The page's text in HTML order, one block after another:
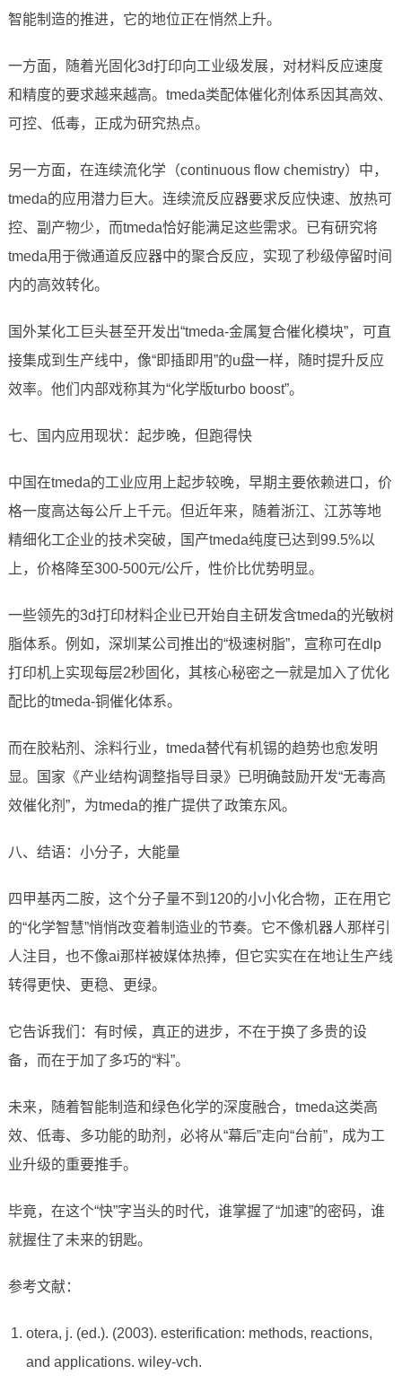
智能制造的推进，它的地位正在悄然上升。
一方面，随着光固化3d打印向工业级发展，对材料反应速度
和精度的要求越来越高。tmeda类配体催化剂体系因其高效、
可控、低毒，正成为研究热点。
另一方面，在连续流化学（continuous flow chemistry）中，
tmeda的应用潜力巨大。连续流反应器要求反应快速、放热可
控、副产物少，而tmeda恰好能满足这些需求。已有研究将
tmeda用于微通道反应器中的聚合反应，实现了秒级停留时间
内的高效转化。
国外某化工巨头甚至开发出“tmeda-金属复合催化模块”，可直
接集成到生产线中，像“即插即用”的u盘一样，随时提升反应
效率。他们内部戏称其为“化学版turbo boost”。
七、国内应用现状：起步晚，但跑得快
中国在tmeda的工业应用上起步较晚，早期主要依赖进口，价
格一度高达每公斤上千元。但近年来，随着浙江、江苏等地
精细化工企业的技术突破，国产tmeda纯度已达到99.5%以
上，价格降至300-500元/公斤，性价比优势明显。
一些领先的3d打印材料企业已开始自主研发含tmeda的光敏树
脂体系。例如，深圳某公司推出的“极速树脂”，宣称可在dlp
打印机上实现每层2秒固化，其核心秘密之一就是加入了优化
配比的tmeda-铜催化体系。
而在胶粘剂、涂料行业，tmeda替代有机锡的趋势也愈发明
显。国家《产业结构调整指导目录》已明确鼓励开发“无毒高
效催化剂”，为tmeda的推广提供了政策东风。
八、结语：小分子，大能量
四甲基丙二胺，这个分子量不到120的小小化合物，正在用它
的“化学智慧”悄悄改变着制造业的节奏。它不像机器人那样引
人注目，也不像ai那样被媒体热捧，但它实实在在地让生产线
转得更快、更稳、更绿。
它告诉我们：有时候，真正的进步，不在于换了多贵的设
备，而在于加了多巧的“料”。
未来，随着智能制造和绿色化学的深度融合，tmeda这类高
效、低毒、多功能的助剂，必将从“幕后”走向“台前”，成为工
业升级的重要推手。
毕竟，在这个“快”字当头的时代，谁掌握了“加速”的密码，谁
就握住了未来的钥匙。
参考文献：
otera, j. (ed.). (2003). esterification: methods, reactions,
and applications. wiley-vch.